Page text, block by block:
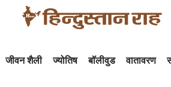
जीवन शैली ज्योतिष बॉलीवुड वातावरण